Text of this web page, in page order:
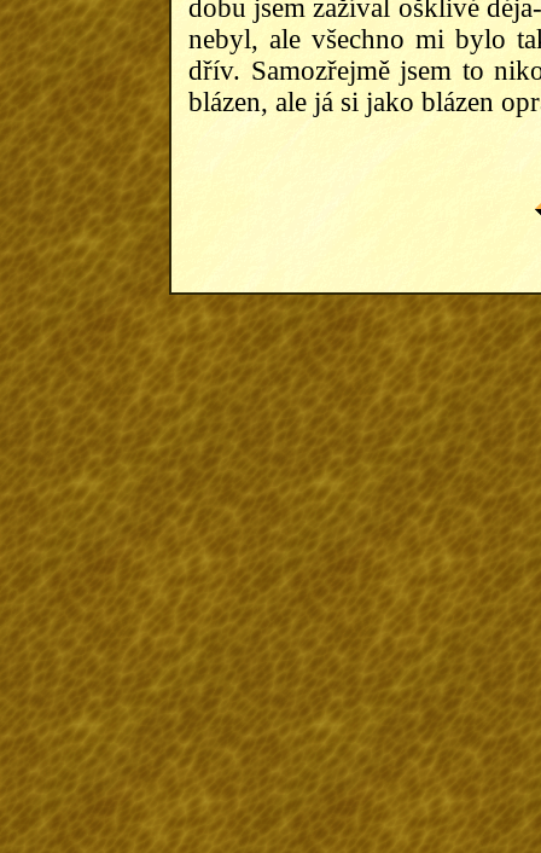
dobu jsem zažíval ošklivé
nebyl, ale všechno mi bylo
dřív. Samozřejmě jsem to
blázen, ale já si jako blázen